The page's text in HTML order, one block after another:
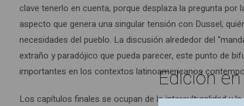
clave tenerlo en cuenta, porque desplaza la pregunta
aspecto que genera una singular tensión con Dussel,
necesidades del pueblo. La discusión alrededor del
extraño y paradójico que pueda parecer, este punto de
importantes en los contextos latinoamericanos
Los capítulos finales se ocupan de la interculturalidad y
Edición